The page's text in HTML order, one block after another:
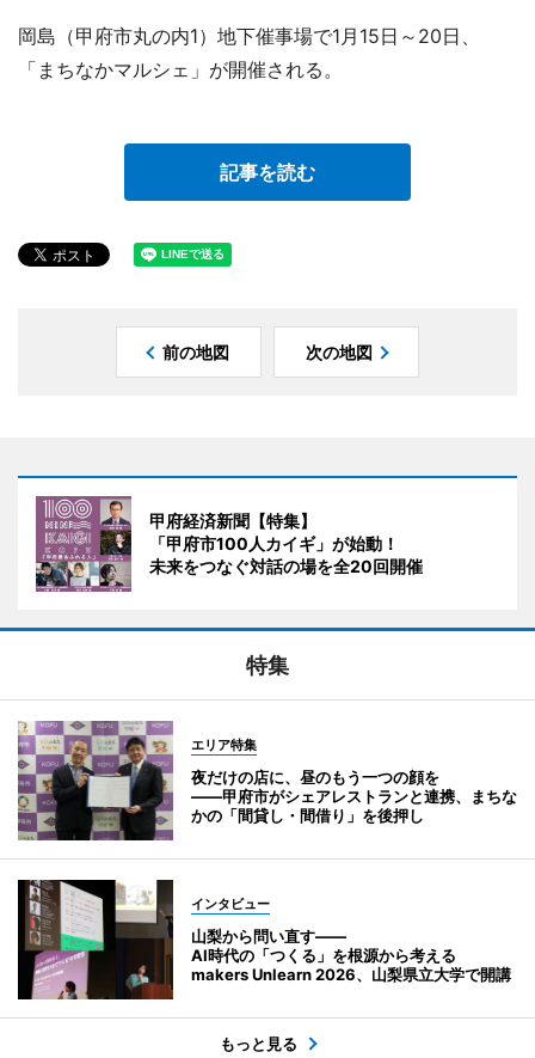
岡島（甲府市丸の内1）地下催事場で1月15日～20日、
「まちなかマルシェ」が開催される。
記事を読む
前の地図 次の地図
甲府経済新聞【特集】
「甲府市100人カイギ」が始動！
未来をつなぐ対話の場を全20回開催
特集
エリア特集
夜だけの店に、昼のもう一つの顔を
――甲府市がシェアレストランと連携、まちな
かの「間貸し・間借り」を後押し
インタビュー
山梨から問い直す――
AI時代の「つくる」を根源から考える
makers Unlearn 2026、山梨県立大学で開講
もっと見る